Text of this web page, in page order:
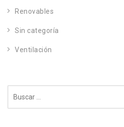
Renovables
Sin categoría
Ventilación